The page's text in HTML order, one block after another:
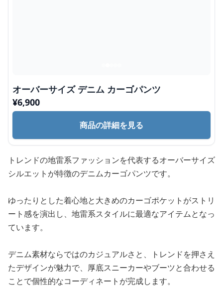
オーバーサイズ デニム カーゴパンツ
¥6,900
商品の詳細を見る
トレンドの地雷系ファッションを代表するオーバーサイズ
シルエットが特徴のデニムカーゴパンツです。
ゆったりとした着心地と大きめのカーゴポケットがストリ
ート感を演出し、地雷系スタイルに最適なアイテムとなっ
ています。
デニム素材ならではのカジュアルさと、トレンドを押さえ
たデザインが魅力で、厚底スニーカーやブーツと合わせる
ことで個性的なコーディネートが完成します。